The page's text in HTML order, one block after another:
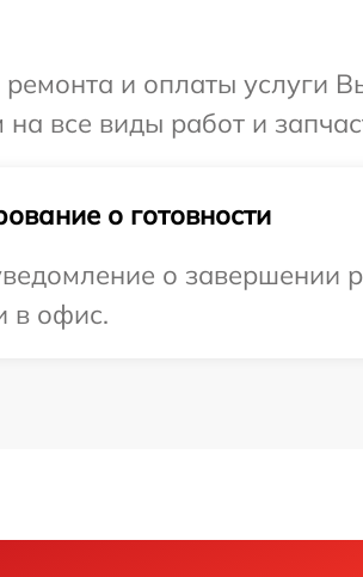
и оплаты услуги
все виды работ и
о готовности
о завершении
в офис.